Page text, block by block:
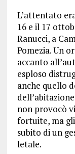
L’attentato
16 e il 17
Ranucci, a
Pomezia. Un
accanto
esploso
anche quello
non provocò
fortuite, ma
subito di un
letale.